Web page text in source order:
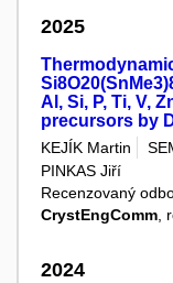
2025
Al, Si, P, Ti, V,
precursors by
KEJÍK Martin
PINKAS Jiří
Recenzovaný
CrystEngComm
2024